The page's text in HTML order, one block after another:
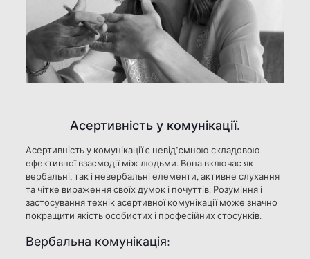
Асертивність у комунікації.
Асертивність у комунікації є невід’ємною складовою
ефективної взаємодії між людьми. Вона включає як
вербальні, так і невербальні елементи, активне слухання
та чітке вираження своїх думок і почуттів. Розуміння і
застосування технік асертивної комунікації може значно
покращити якість особистих і професійних стосунків.
Вербальна комунікація: